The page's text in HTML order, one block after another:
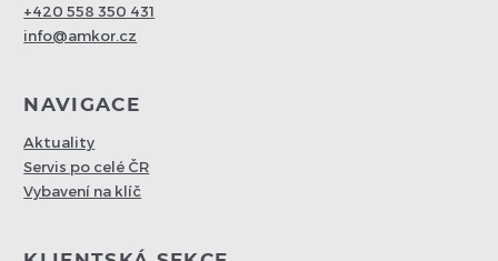
+420 558 350 431
info@amkor.cz
NAVIGACE
Aktuality
Servis po celé ČR
Vybavení na klíč